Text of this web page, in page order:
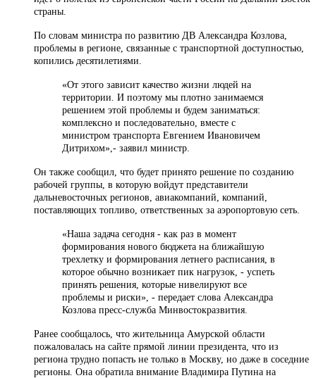
страны.
По словам министра по развитию ДВ Александра Козлова,
проблемы в регионе, связанные с транспортной доступностью,
копились десятилетиями.
«От этого зависит качество жизни людей на
территории. И поэтому мы плотно занимаемся
решением этой проблемы и будем заниматься:
комплексно и последовательно, вместе с
министром транспорта Евгением Ивановичем
Дитрихом»,- заявил министр.
Он также сообщил, что будет принято решение по созданию
рабочей группы, в которую войдут представители
дальневосточных регионов, авиакомпаний, компаний,
поставляющих топливо, ответственных за аэропортовую сеть.
«Наша задача сегодня - как раз в момент
формирования нового бюджета на ближайшую
трехлетку и формирования летнего расписания, в
которое обычно возникает пик нагрузок, - успеть
принять решения, которые нивелируют все
проблемы и риски», - передает слова Александра
Козлова пресс-служба Минвостокразвития.
Ранее сообщалось, что жительница Амурской области
пожаловалась на сайте прямой линии президента, что из
региона трудно попасть не только в Москву, но даже в соседние
регионы. Она обратила внимание Владимира Путина на